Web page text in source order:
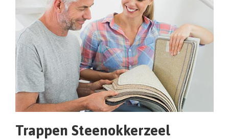
Trappen Steenokkerzeel